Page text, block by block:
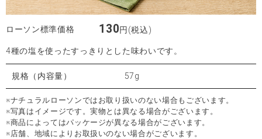
ローソン標準価格 130円(税込)
4種の塩を使ったすっきりとした味わいです。
規格（内容量） 57g
※ナチュラルローソンではお取り扱いのない場合もございます。
※写真はイメージです。実物とは異なる場合がございます。
※商品によってはパッケージが異なる場合がございます。
※店舗、地域によりお取扱いのない場合がございます。